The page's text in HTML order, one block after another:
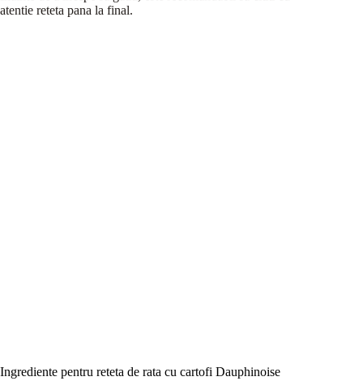
atentie reteta pana la final.
Ingrediente pentru reteta de rata cu cartofi Dauphinoise